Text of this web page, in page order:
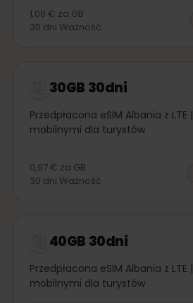
1,00 € za GB
30 dni Ważność
30GB 30dni
Przedpłacona eSIM Albania z
mobilnymi dla turystów
0,97 € za GB
30 dni Ważność
40GB 30dni
Przedpłacona eSIM Albania z
mobilnymi dla turystów